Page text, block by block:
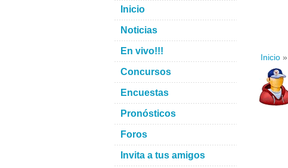
Inicio »
Inicio
Noticias
En vivo!!!
Concursos
Encuestas
Pronósticos
Foros
Invita a tus amigos